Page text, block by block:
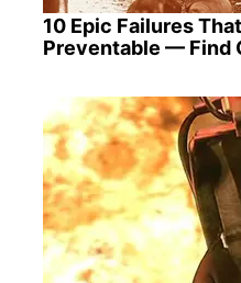
10 Epic Failures
Preventable — Find